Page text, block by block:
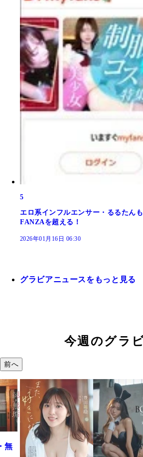
5
エロ系インフルエンサー・るるたん
FANZAを超える！
2026年01月16日 06:30
グラビアニュースをもっと見る
今週のグラ
前へ